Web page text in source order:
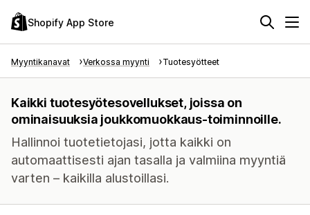
Shopify App Store
Myyntikanavat Verkossa myynti Tuotesyötteet
Kaikki tuotesyötesovellukset, joissa on
ominaisuuksia joukkomuokkaus-toiminnoille.
Hallinnoi tuotetietojasi, jotta kaikki on
automaattisesti ajan tasalla ja valmiina myyntiä
varten – kaikilla alustoillasi.